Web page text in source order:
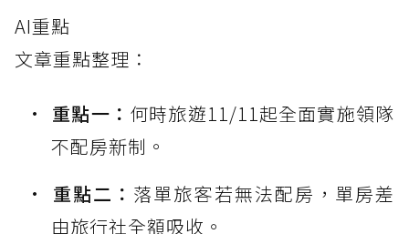
AI重點
文章重點整理：
重點一： 何時旅遊11/11起全面實施領隊
不配房新制。
重點二： 落單旅客若無法配房，單房差
由旅行社全額吸收。